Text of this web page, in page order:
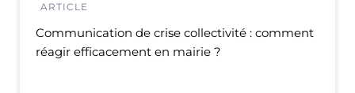
ARTICLE
Communication de crise collectivité : comment
réagir efficacement en mairie ?